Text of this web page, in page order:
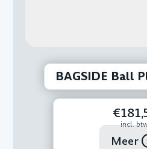
BAGSIDE Ball
incl.
Meer